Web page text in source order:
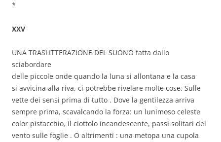
*
XXV
UNA TRASLITTERAZIONE DEL SUONO fatta dallo
sciabordare
delle piccole onde quando la luna si allontana e la casa
si avvicina alla riva, ci potrebbe rivelare molte cose. Sulle
vette dei sensi prima di tutto . Dove la gentilezza arriva
sempre prima, scavalcando la forza: un lunimoso celeste
color pistacchio, il ciottolo incandescente, passi solitari del
vento sulle foglie . O altrimenti : una metopa una cupola